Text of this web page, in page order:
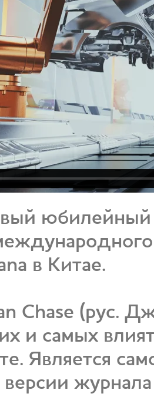
юбилейный
в Китае.
Chase (рус.
и самых
Является